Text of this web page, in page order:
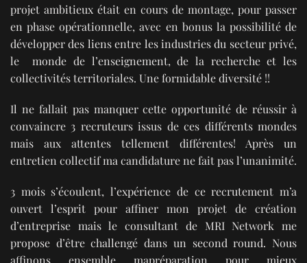
projet ambitieux était en cours de montage, pour passer
en phase opérationnelle, avec en bonus la possibilité de
développer des liens entre les industries du secteur privé,
le monde de l’enseignement, de la recherche et les
collectivités territoriales. Une formidable diversité !!
Il ne fallait pas manquer cette opportunité de réussir à
convaincre 3 recruteurs issus de ces différents mondes
mais aux attentes tellement différentes! Après un
entretien collectif ma candidature ne fait pas l’unanimité.
3 mois s’écoulent, l’expérience de ce recrutement m’a
ouvert l’esprit pour affiner mon projet de création
d’entreprise mais le consultant de MRI Network me
propose d’être challengé dans un second round. Nous
affinons ensemble mapréparation pour mieux